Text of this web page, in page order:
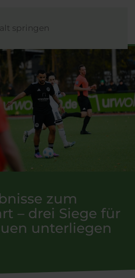
springen
zum
– drei Siege für
unterliegen